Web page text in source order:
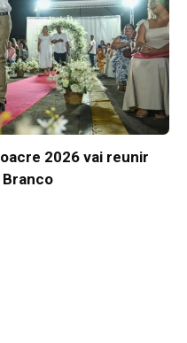
2026 vai reunir
Branco